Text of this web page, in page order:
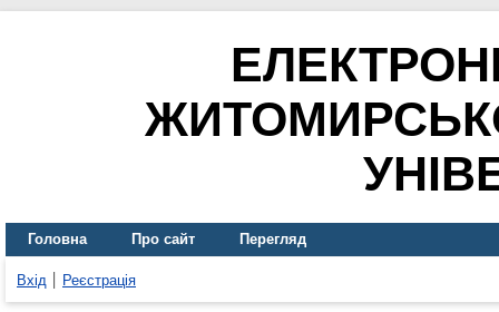
Головна Про сайт Перегляд
Вхід Реєстрація